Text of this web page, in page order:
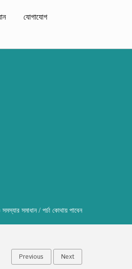
যোগাযোগ
সমাধান/ পর্চা কোথায় পাবেন
Previous Next